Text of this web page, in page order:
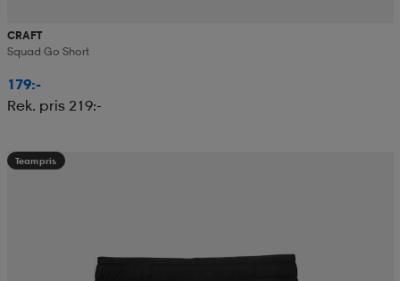
CRAFT
Squad Go Short
179:-
Rek. pris 219:-
Teampris